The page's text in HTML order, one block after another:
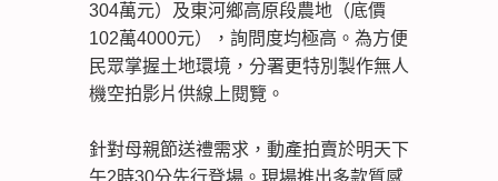
304萬元）及東河鄉高原段農地（底價
102萬4000元），詢問度均極高。為方便
民眾掌握土地環境，分署更特別製作無人
機空拍影片供線上閱覽。
針對母親節送禮需求，動產拍賣於明天下
午2時30分先行登場。現場推出多款質感